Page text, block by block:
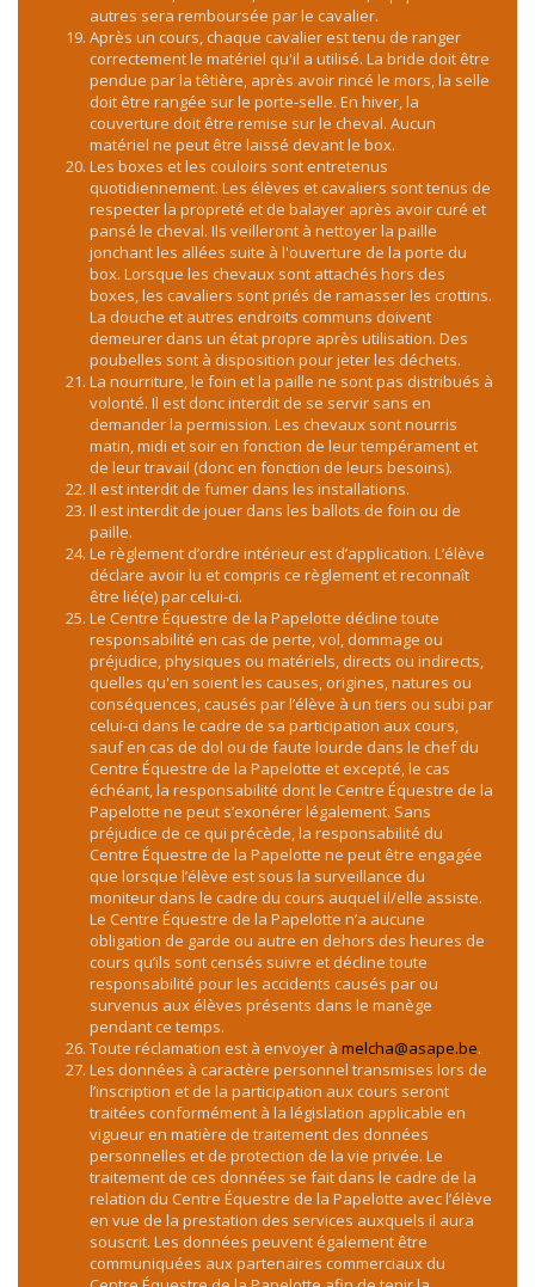
autres sera remboursée par le cavalier.
Après un cours, chaque cavalier est tenu de ranger
correctement le matériel qu'il a utilisé. La bride doit être
pendue par la têtière, après avoir rincé le mors, la selle
doit être rangée sur le porte-selle. En hiver, la
couverture doit être remise sur le cheval. Aucun
matériel ne peut être laissé devant le box.
Les boxes et les couloirs sont entretenus
quotidiennement. Les élèves et cavaliers sont tenus de
respecter la propreté et de balayer après avoir curé et
pansé le cheval. Ils veilleront à nettoyer la paille
jonchant les allées suite à l'ouverture de la porte du
box. Lorsque les chevaux sont attachés hors des
boxes, les cavaliers sont priés de ramasser les crottins.
La douche et autres endroits communs doivent
demeurer dans un état propre après utilisation. Des
poubelles sont à disposition pour jeter les déchets.
La nourriture, le foin et la paille ne sont pas distribués à
volonté. Il est donc interdit de se servir sans en
demander la permission. Les chevaux sont nourris
matin, midi et soir en fonction de leur tempérament et
de leur travail (donc en fonction de leurs besoins).
Il est interdit de fumer dans les installations.
Il est interdit de jouer dans les ballots de foin ou de
paille.
Le règlement d’ordre intérieur est d’application. L’élève
déclare avoir lu et compris ce règlement et reconnaît
être lié(e) par celui-ci.
Le Centre Équestre de la Papelotte décline toute
responsabilité en cas de perte, vol, dommage ou
préjudice, physiques ou matériels, directs ou indirects,
quelles qu'en soient les causes, origines, natures ou
conséquences, causés par l’élève à un tiers ou subi par
celui-ci dans le cadre de sa participation aux cours,
sauf en cas de dol ou de faute lourde dans le chef du
Centre Équestre de la Papelotte et excepté, le cas
échéant, la responsabilité dont le Centre Équestre de la
Papelotte ne peut s’exonérer légalement. Sans
préjudice de ce qui précède, la responsabilité du
Centre Équestre de la Papelotte ne peut être engagée
que lorsque l’élève est sous la surveillance du
moniteur dans le cadre du cours auquel il/elle assiste.
Le Centre Équestre de la Papelotte n’a aucune
obligation de garde ou autre en dehors des heures de
cours qu’ils sont censés suivre et décline toute
responsabilité pour les accidents causés par ou
survenus aux élèves présents dans le manège
pendant ce temps.
Toute réclamation est à envoyer à melcha@asape.be.
Les données à caractère personnel transmises lors de
l’inscription et de la participation aux cours seront
traitées conformément à la législation applicable en
vigueur en matière de traitement des données
personnelles et de protection de la vie privée. Le
traitement de ces données se fait dans le cadre de la
relation du Centre Équestre de la Papelotte avec l’élève
en vue de la prestation des services auxquels il aura
souscrit. Les données peuvent également être
communiquées aux partenaires commerciaux du